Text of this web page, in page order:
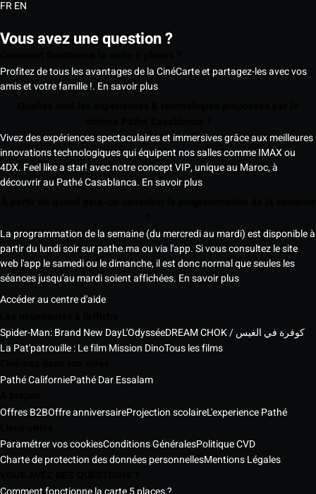
FREN
Vous avez une question ?
Profitez de tous les avantages de la CinéCarte et partagez-les avec vos
amis et votre famille !. En savoir plus
Vivez des expériences spectaculaires et immersives grâce aux meilleures
innovations technologiques qui équipent nos salles comme IMAX ou
4DX. Feel like a star! avec notre concept VIP, unique au Maroc, à
découvrir au Pathé Casablanca. En savoir plus
La programmation de la semaine (du mercredi au mardi) est disponible à
partir du lundi soir sur pathe.ma ou via l'app. Si vous consultez le site
web l'app le samedi ou le dimanche, il est donc normal que seules les
séances jusqu'au mardi soient affichées. En savoir plus
Accéder au centre d'aide
Spider-Man: Brand New DayL'Odyssée
DREAM CHOK / كوفرة في الغيس
La Pat'patrouille : Le film Mission DinoTous les films
Pathé CaliforniePathé Dar Essalam
Offres B2BOffre anniversaireProjection scolaireL'experience Pathé
Paramétrer vos cookiesConditions GénéralesPolitique CVD
Charte de protection des données personnellesMentions Légales